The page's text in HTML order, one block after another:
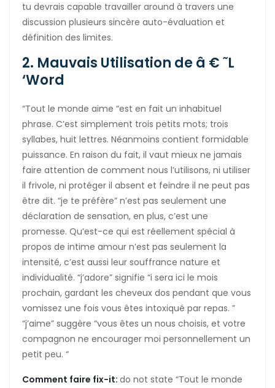
tu devrais capable travailler around à travers une
discussion plusieurs sincère auto-évaluation et
définition des limites.
2. Mauvais Utilisation de â € ˜L
‘Word
“Tout le monde aime “est en fait un inhabituel
phrase. C’est simplement trois petits mots; trois
syllabes, huit lettres. Néanmoins contient formidable
puissance. En raison du fait, il vaut mieux ne jamais
faire attention de comment nous l’utilisons, ni utiliser
il frivole, ni protéger il absent et feindre il ne peut pas
être dit. “je te préfère” n’est pas seulement une
déclaration de sensation, en plus, c’est une
promesse. Qu’est-ce qui est réellement spécial à
propos de intime amour n’est pas seulement la
intensité, c’est aussi leur souffrance nature et
individualité. “j’adore” signifie “i sera ici le mois
prochain, gardant les cheveux dos pendant que vous
vomissez une fois vous êtes intoxiqué par repas. ”
“j’aime” suggère “vous êtes un nous choisis, et votre
compagnon ne encourager moi personnellement un
petit peu. “
Comment faire fix-it: do not state “Tout le monde